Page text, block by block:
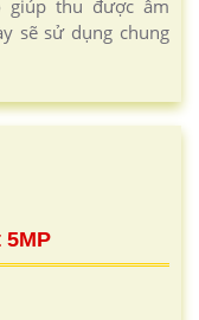
giúp thu được âm
sẽ sử dụng chung
5MP